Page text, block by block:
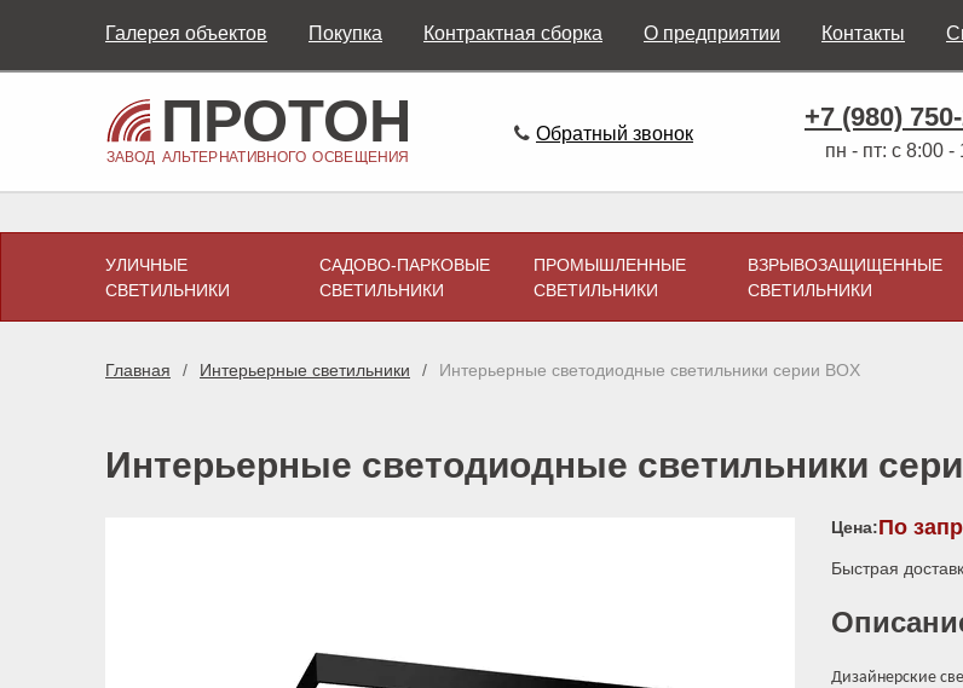
Галерея объектов Покупка Контрактная сборка О предприятии Контакты
Обратный звонок
+7 (980)
пн - пт: с 8:00 -
УЛИЧНЫЕ
СВЕТИЛЬНИКИ
САДОВО-ПАРКОВЫЕ
СВЕТИЛЬНИКИ
ПРОМЫШЛЕННЫЕ
СВЕТИЛЬНИКИ
ВЗРЫВОЗАЩИЩЕННЫЕ
СВЕТИЛЬНИКИ
Главная Интерьерные светильники Интерьерные светодиодные светильники серии BOX
Интерьерные светодиодные светильники
Цена:По
Быстрая
Дизайнерские